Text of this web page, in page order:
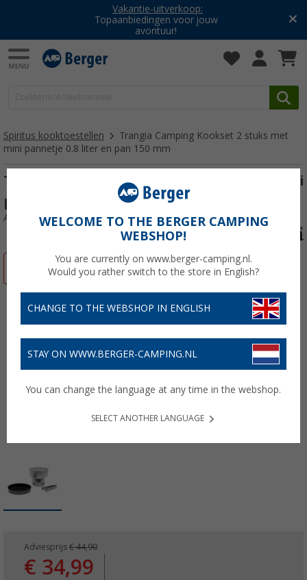
Vakantie-uitverkoop:
Topaanbiedingen voor jouw
avontuur!
Spiritus kooktoestellen
Trangia Camping Kookset 2 stuks met
mini pannetje 0.8 liter en pan 150 mm
Trangia Camping Kookset 2 stuks met mini
pannetje 0.8 liter en pan 150 mm
Artikelnr: 561901
-22%
Adviesprijs € 44,90
€ 34,99
WELCOME TO THE BERGER CAMPING
WEBSHOP!
You are currently on www.berger-camping.nl.
Would you rather switch to the store in English?
CHANGE TO THE WEBSHOP IN ENGLISH
STAY ON WWW.BERGER-CAMPING.NL
You can change the language at any time in the webshop.
SELECT ANOTHER LANGUAGE